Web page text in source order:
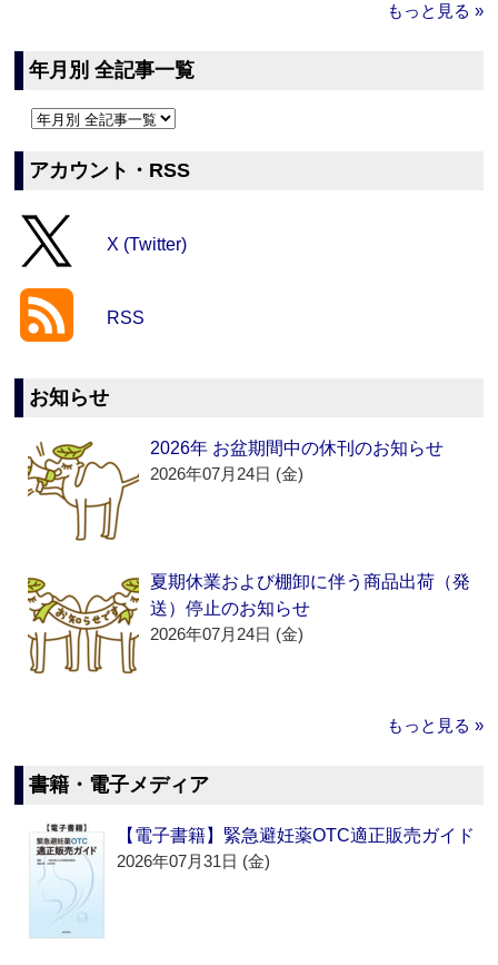
もっと見る »
年月別 全記事一覧
アカウント・RSS
X (Twitter)
RSS
お知らせ
2026年 お盆期間中の休刊のお知らせ
2026年07月24日 (金)
夏期休業および棚卸に伴う商品出荷（発
送）停止のお知らせ
2026年07月24日 (金)
もっと見る »
書籍・電子メディア
【電子書籍】緊急避妊薬OTC適正販売ガイド
2026年07月31日 (金)